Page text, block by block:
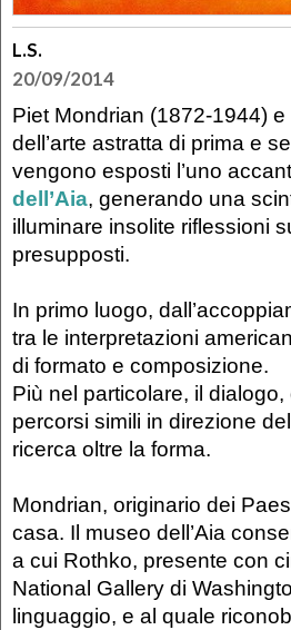
L.S.
20/09/2014
Piet Mondrian (1872-1944)
dell’arte astratta di prima e
vengono esposti l’uno
dell’Aia, generando una
illuminare insolite riflessioni
presupposti.
In primo luogo,
tra le interpretazioni
di formato e composizione.
Più nel particolare, il
percorsi simili in direzione
ricerca oltre la forma.
Mondrian, originario dei
casa. Il museo dell’Aia
a cui Rothko, presente con
National Gallery di
linguaggio, e al quale